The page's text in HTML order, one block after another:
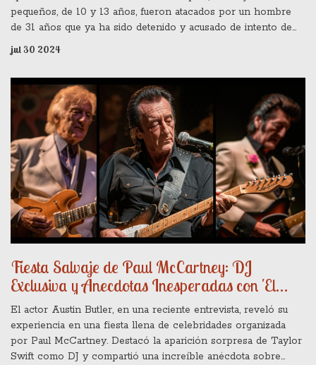
pequeños, de 10 y 13 años, fueron atacados por un hombre
de 31 años que ya ha sido detenido y acusado de intento de
asesinato. La cantante se mostró profundamente afectada y
pidió a sus fans apoyar a las familias y a la comunidad local en
jul 30 2024
Fiesta Salvaje de Paul McCartney: DJ
Exclusiva y Anecdotas Inesperadas con 'El
Jefe' y Elvis
El actor Austin Butler, en una reciente entrevista, reveló su
experiencia en una fiesta llena de celebridades organizada
por Paul McCartney. Destacó la aparición sorpresa de Taylor
Swift como DJ y compartió una increíble anécdota sobre